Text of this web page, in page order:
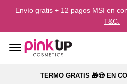
Envío gratis + 12 pagos MSI en
T&C.
Menu Open
TERMO GRATIS 🎁😍 EN